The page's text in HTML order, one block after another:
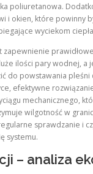
poliuretanowa.
i okien, które powinny
wyciekom
zapewnienie
ilości pary wodnej, a
do powstawania pleśni
efektywne
mechanicznego,
wilgotność w
sprawdzanie i
systemu.
– analiza